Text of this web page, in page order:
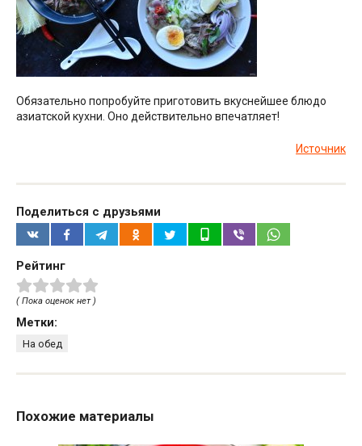
Обязательно попробуйте приготовить вкуснейшее блюдо
азиатской кухни. Оно действительно впечатляет!
Источник
Поделиться с друзьями
Рейтинг
( Пока оценок нет )
Метки:
На обед
Похожие материалы